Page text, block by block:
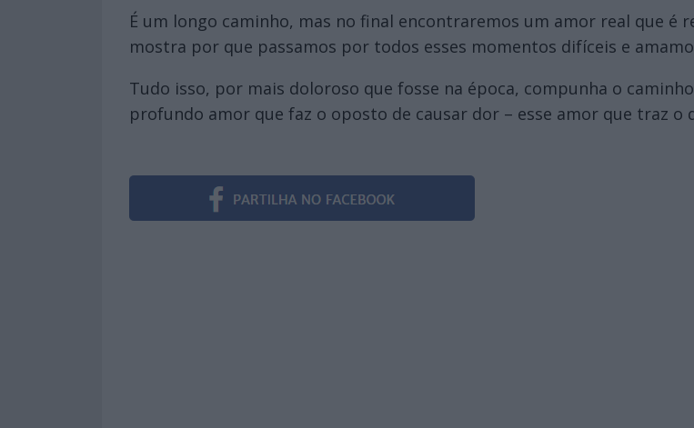
É um longo caminho, mas no final encontraremos um amor real que é
mostra por que passamos por todos esses momentos difíceis e
Tudo isso, por mais doloroso que fosse na época, compunha o
profundo amor que faz o oposto de causar dor – esse amor que traz o